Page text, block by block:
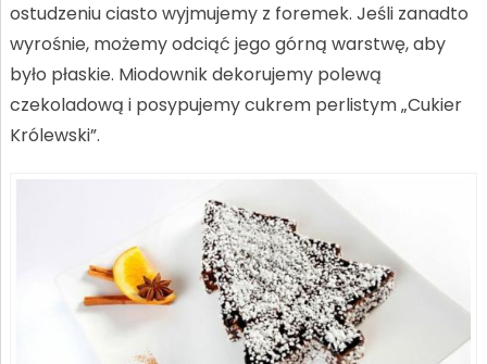
ostudzeniu ciasto wyjmujemy z foremek. Jeśli zanadto
wyrośnie, możemy odciąć jego górną warstwę, aby
było płaskie. Miodownik dekorujemy polewą
czekoladową i posypujemy cukrem perlistym „Cukier
Królewski”.